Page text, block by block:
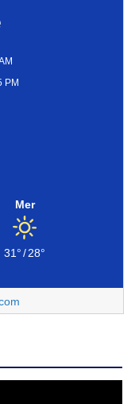
PM
Mer
31°/28°